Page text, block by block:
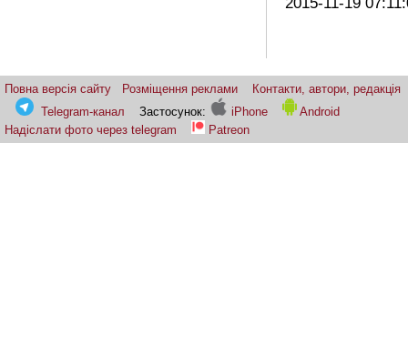
2015-11-19
Повна версія сайту Розміщення реклами
Контакти, автори, редакція
Telegram-канал
Застосунок: iPhone
Android
Надіслати фото через telegram
Patreon